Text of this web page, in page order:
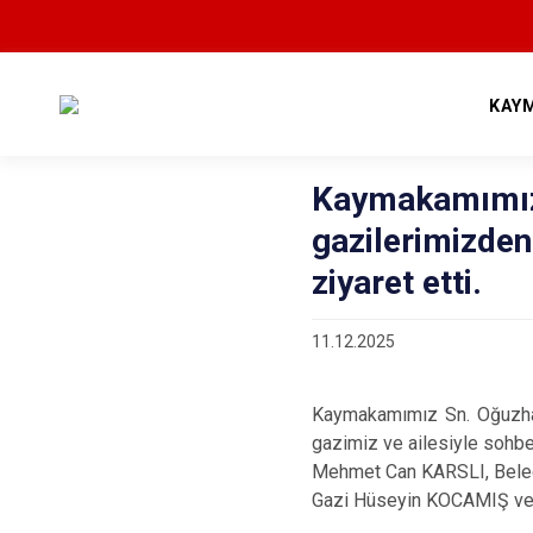
gazilerimizden
ziyaret etti.
11.12.2025
Kaymakamımız Sn.
gazimiz ve ailesiyle sohbet
Mehmet Can KARSLI,
Gazi Hüseyin KOCAMIŞ